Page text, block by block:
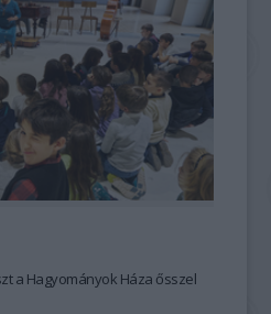
a Hagyományok Háza ősszel